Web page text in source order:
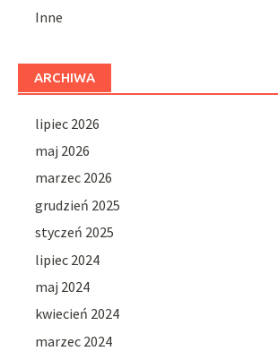
Inne
ARCHIWA
lipiec 2026
maj 2026
marzec 2026
grudzień 2025
styczeń 2025
lipiec 2024
maj 2024
kwiecień 2024
marzec 2024